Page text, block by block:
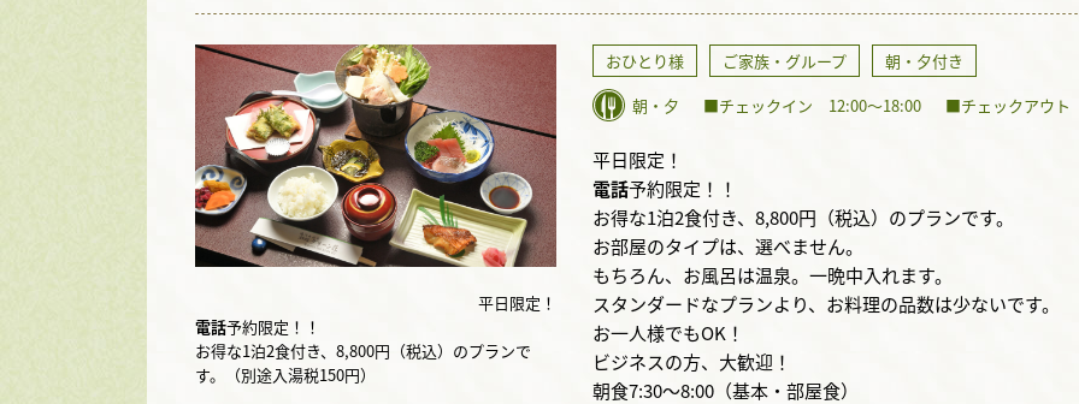
平日限定！
電話予約限定！！
お得な1泊2食付き、8,800円（税込）のプランで
す。（別途入湯税150円）
おひとり様 ご家族・グループ
朝・夕付き
朝・夕
■チェックイン 12:00〜18:00 ■チェックアウ
平日限定！
電話予約限定！！
お得な1泊2食付き、8,800円（税込）のプランです。
お部屋のタイプは、選べません。
もちろん、お風呂は温泉。一晩中入れます。
スタンダードなプランより、お料理の品数は少ないです。
お一人様でもOK！
ビジネスの方、大歓迎！
朝食7:30〜8:00（基本・部屋食）